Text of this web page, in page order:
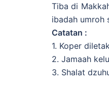
Tiba di
ibadah umroh
Catatan :
1. Koper
2. Jamaah
3. Shalat